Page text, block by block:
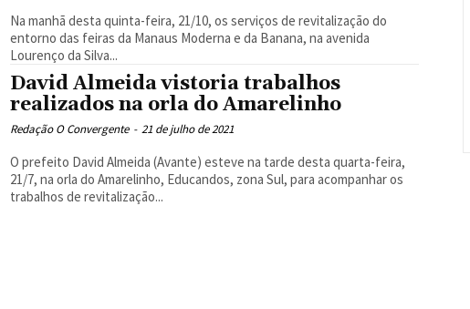
Na manhã desta quinta-feira, 21/10, os serviços de revitalização do
entorno das feiras da Manaus Moderna e da Banana, na avenida
Lourenço da Silva...
David Almeida vistoria trabalhos
realizados na orla do Amarelinho
Redação O Convergente - 21 de julho de 2021
O prefeito David Almeida (Avante) esteve na tarde desta quarta-feira,
21/7, na orla do Amarelinho, Educandos, zona Sul, para acompanhar os
trabalhos de revitalização...